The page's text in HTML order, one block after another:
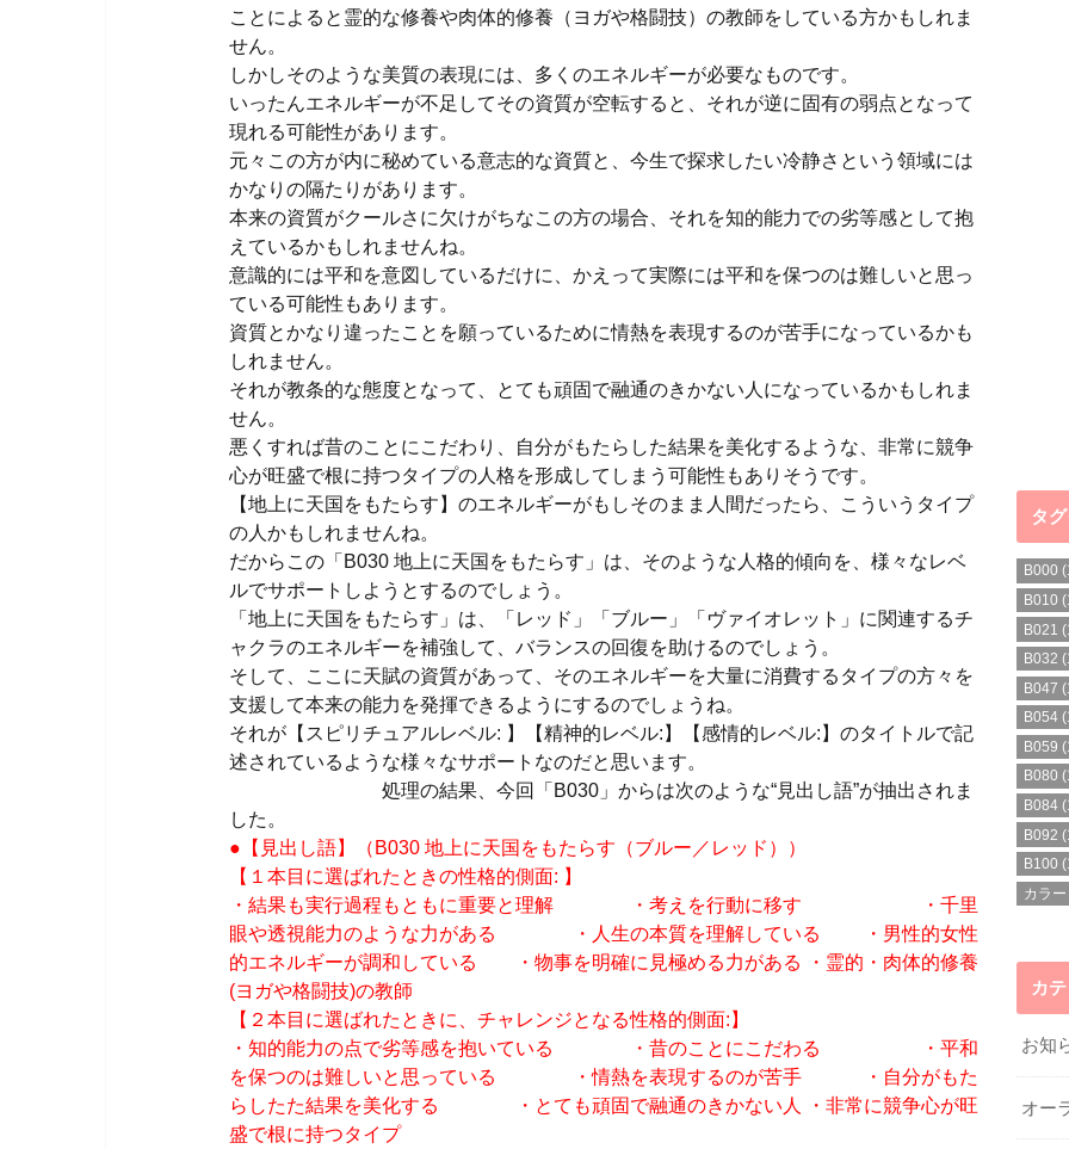
ことによると霊的な修養や肉体的修養（ヨガや格闘技）の教師をしている方かもしれま
せん。
しかしそのような美質の表現には、多くのエネルギーが必要なものです。
いったんエネルギーが不足してその資質が空転すると、それが逆に固有の弱点となって
現れる可能性があります。
元々この方が内に秘めている意志的な資質と、今生で探求したい冷静さという領域には
かなりの隔たりがあります。
本来の資質がクールさに欠けがちなこの方の場合、それを知的能力での劣等感として抱
えているかもしれませんね。
意識的には平和を意図しているだけに、かえって実際には平和を保つのは難しいと思っ
ている可能性もあります。
資質とかなり違ったことを願っているために情熱を表現するのが苦手になっているかも
しれません。
それが教条的な態度となって、とても頑固で融通のきかない人になっているかもしれま
せん。
悪くすれば昔のことにこだわり、自分がもたらした結果を美化するような、非常に競争
心が旺盛で根に持つタイプの人格を形成してしまう可能性もありそうです。
【地上に天国をもたらす】のエネルギーがもしそのまま人間だったら、こういうタイプ
の人かもしれませんね。
だからこの「B030 地上に天国をもたらす」は、そのような人格的傾向を、様々なレベ
ルでサポートしようとするのでしょう。
「地上に天国をもたらす」は、「レッド」「ブルー」「ヴァイオレット」に関連するチ
ャクラのエネルギーを補強して、バランスの回復を助けるのでしょう。
そして、ここに天賦の資質があって、そのエネルギーを大量に消費するタイプの方々を
支援して本来の能力を発揮できるようにするのでしょうね。
それが【スピリチュアルレベル: 】【精神的レベル:】【感情的レベル:】のタイトルで記
述されているような様々なサポートなのだと思います。
処理の結果、今回「B030」からは次のような“見出し語”が抽出されま
した。
●【見出し語】（B030 地上に天国をもたらす（ブルー／レッド））
【１本目に選ばれたときの性格的側面: 】
・結果も実行過程もともに重要と理解 ・考えを行動に移す ・千里
眼や透視能力のような力がある ・人生の本質を理解している ・男性的女性
的エネルギーが調和している ・物事を明確に見極める力がある ・霊的・肉体的修養
(ヨガや格闘技)の教師
【２本目に選ばれたときに、チャレンジとなる性格的側面:】
・知的能力の点で劣等感を抱いている ・昔のことにこだわる ・平和
を保つのは難しいと思っている ・情熱を表現するのが苦手 ・自分がもた
らしたた結果を美化する ・とても頑固で融通のきかない人 ・非常に競争心が旺
盛で根に持つタイプ
タ
B000
B010
B021
B032
B047
B054
B059
B080
B084
B092
B100
カラ
カ
お知
オー